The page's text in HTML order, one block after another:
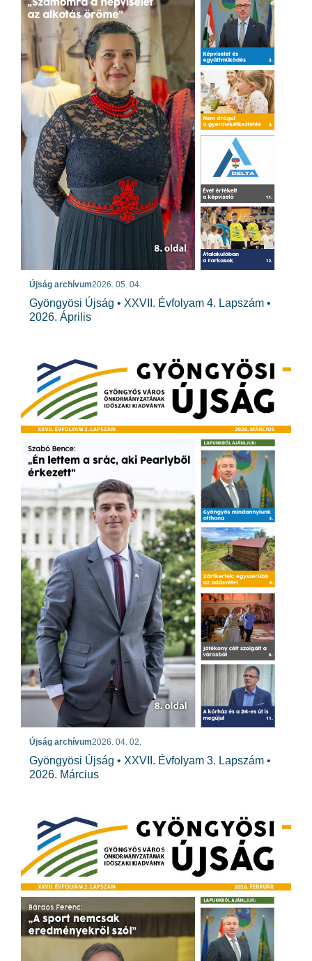
Újság archívum2026. 05. 04.
Gyöngyösi Újság • XXVII. Évfolyam 4. Lapszám •
2026. Április
Újság archívum2026. 04. 02.
Gyöngyösi Újság • XXVII. Évfolyam 3. Lapszám •
2026. Március